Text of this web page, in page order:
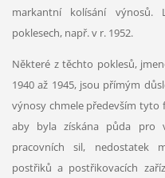
markantní kolísání výnosů.
poklesech, např. v r. 1952.
Některé z těchto poklesů,
1940 až 1945, jsou přímým
výnosy chmele především tyto
aby byla získána půda pro
pracovních sil, nedostatek
postřiků a postřikovacích